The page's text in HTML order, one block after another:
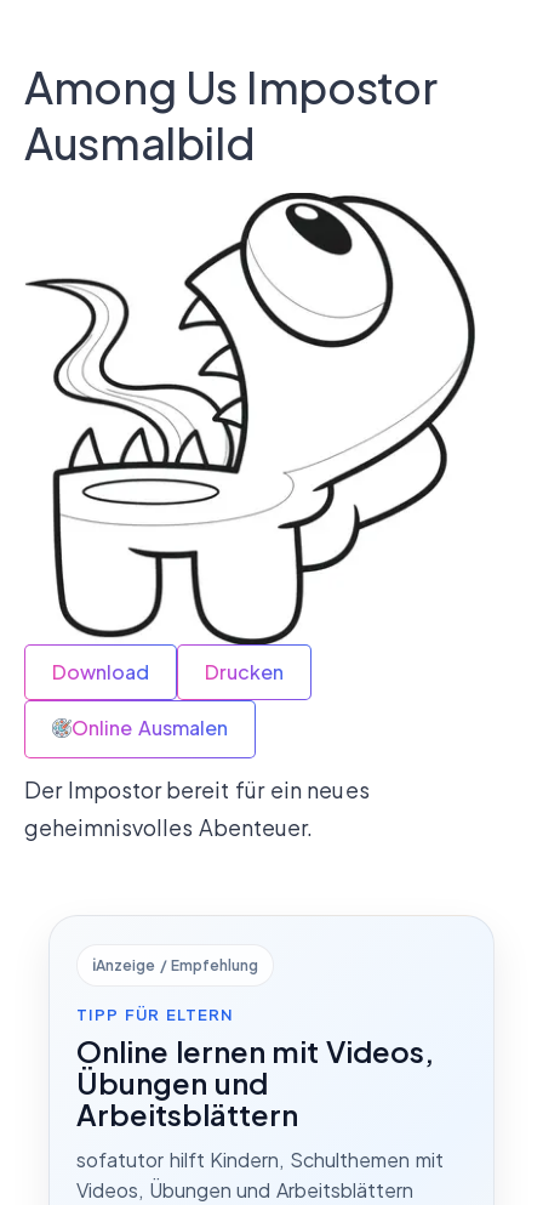
Among Us Impostor
Ausmalbild
Download Drucken
Online Ausmalen
Der Impostor bereit für ein neues
geheimnisvolles Abenteuer.
ℹ️Anzeige / Empfehlung
TIPP FÜR ELTERN
Online lernen mit Videos,
Übungen und
Arbeitsblättern
sofatutor hilft Kindern, Schulthemen mit
Videos, Übungen und Arbeitsblättern